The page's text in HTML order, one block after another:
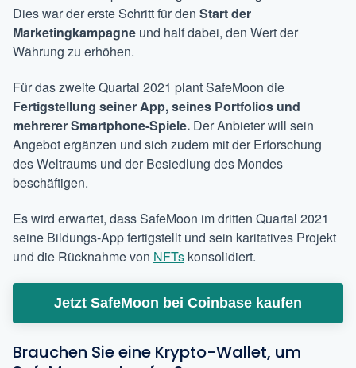
Dies war der erste Schritt für den Start der
Marketingkampagne und half dabei, den Wert der
Währung zu erhöhen.
Für das zweite Quartal 2021 plant SafeMoon die
Fertigstellung seiner App, seines Portfolios und
mehrerer Smartphone-Spiele. Der Anbieter will sein
Angebot ergänzen und sich zudem mit der Erforschung
des Weltraums und der Besiedlung des Mondes
beschäftigen.
Es wird erwartet, dass SafeMoon im dritten Quartal 2021
seine Bildungs-App fertigstellt und sein karitatives Projekt
und die Rücknahme von NFTs konsolidiert.
Jetzt SafeMoon bei Coinbase kaufen
Brauchen Sie eine Krypto-Wallet, um